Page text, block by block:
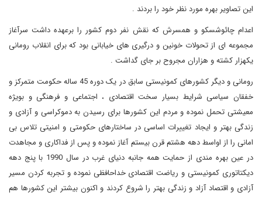
این تصاویر بهره مورد نظر خود را بردند .
اعدام چائوشسکو و همسرش که نقش نفر دوم کشور را برعهده داشت سرآغاز
مجموعه ای از تحولات خونین و درگیری های خیابانی بود که برای انقلاب رومانی
یکهزار کشته و هزاران مجروح بر جای گداشت .
رومانی و دیگر کشورهای کمونیستی سابق در یک دوره 45 ساله حکومت متمرکز و
خفقان سیاسی شرایط بسیار سخت اقتصادی ، اجتماعی و فرهنگی و بویژه
معیشتی تحمل نموده و مردم این کشورها برای رسیدن به دموکراسی و آزادی و
زندگی بهتر و ایجاد تغییرات اساسی در ساختارهای حکومتی و امنیتی تلاس بی
امانی را از اواسط دهه هشتم قرن بیستم آغاز نموده و پس از فداکاری و مجاهدت
در عین بهره مندی از حمایت همه جانبه دنیای غرب در سال 1990 با پنج دهه
دیکتاتوری کمونیستی و ریاضت اقتصادی خداحافظی نموده و تجربه کردن مسیر
آزادی و اقتصاد آزاد و زندگی بهتر را شروع کردند و اکنون بیشتر این کشورها هم